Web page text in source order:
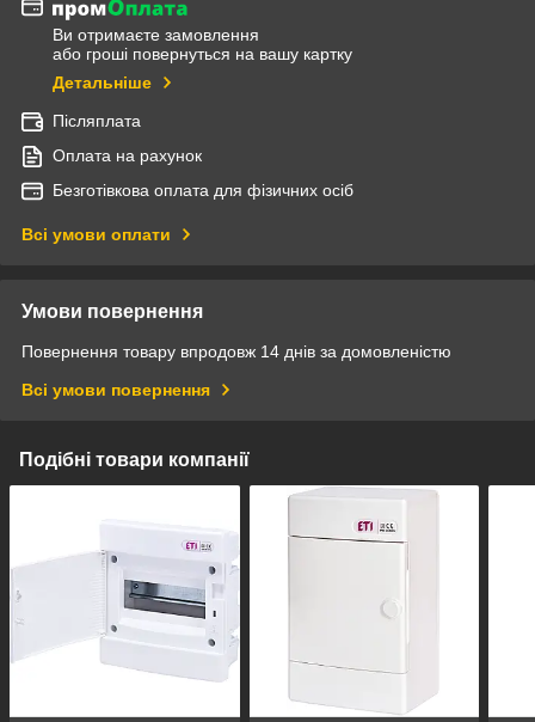
Ви отримаєте замовлення
або гроші повернуться на вашу картку
Детальніше
Післяплата
Оплата на рахунок
Безготівкова оплата для фізичних осіб
Всі умови оплати
Умови повернення
Повернення товару впродовж 14 днів за домовленістю
Всі умови повернення
Подібні товари компанії